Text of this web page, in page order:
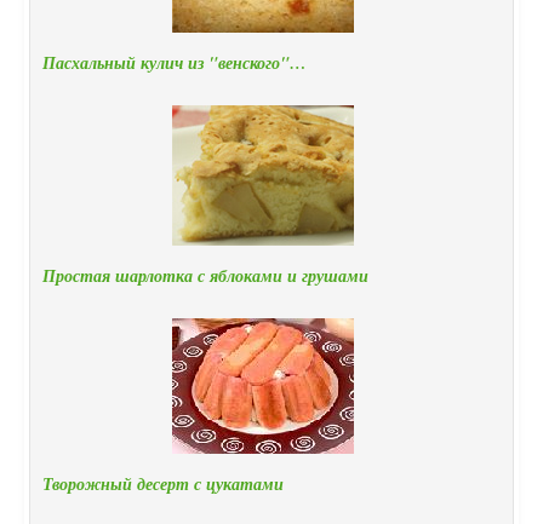
Пасхальный кулич из "венского"…
Простая шарлотка с яблоками и грушами
Творожный десерт с цукатами